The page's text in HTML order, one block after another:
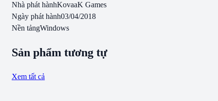
Nhà phát hànhKovaaK Games
Ngày phát hành03/04/2018
Nền tảngWindows
Sản phẩm tương tự
Xem tất cả